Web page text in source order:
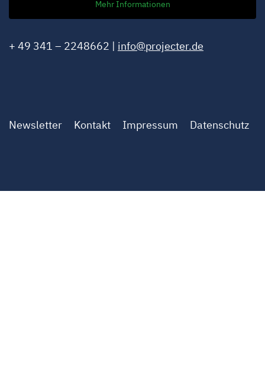
Mehr Informationen
+ 49 341 – 2248662 | info@projecter.de
Newsletter Kontakt Impressum Datenschutz